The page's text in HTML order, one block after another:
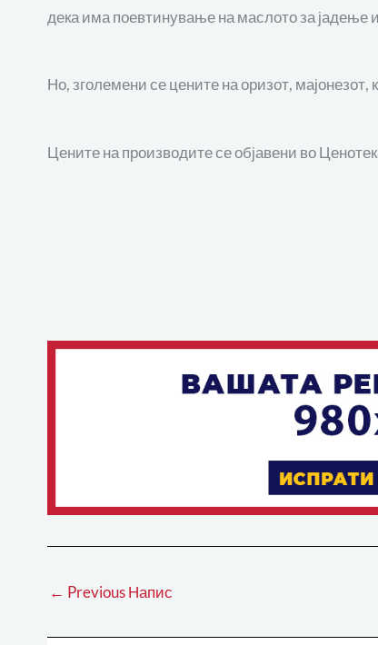
дека има поевтинување на маслото за јадење
Но, зголемени се цените на оризот,
Цените на производите се објавени во
← Previous Напис